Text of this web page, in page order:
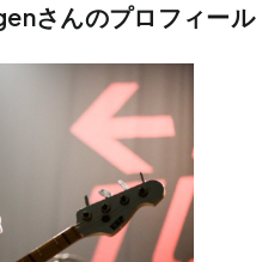
さんのプロフィール